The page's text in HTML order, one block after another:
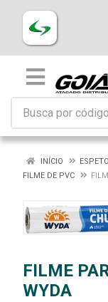
INÍCIO
FILME DE PVC
FILME
WYDA